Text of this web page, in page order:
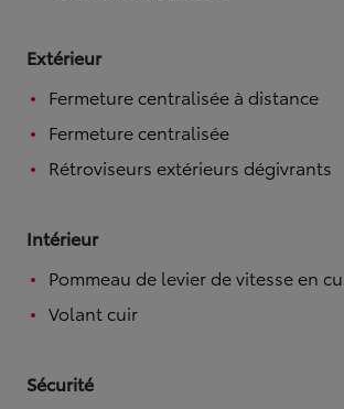
Extérieur
Fermeture centralisée à distance
Fermeture centralisée
Rétroviseurs extérieurs dégivrants
Intérieur
Pommeau de levier de vitesse en
Volant cuir
Sécurité